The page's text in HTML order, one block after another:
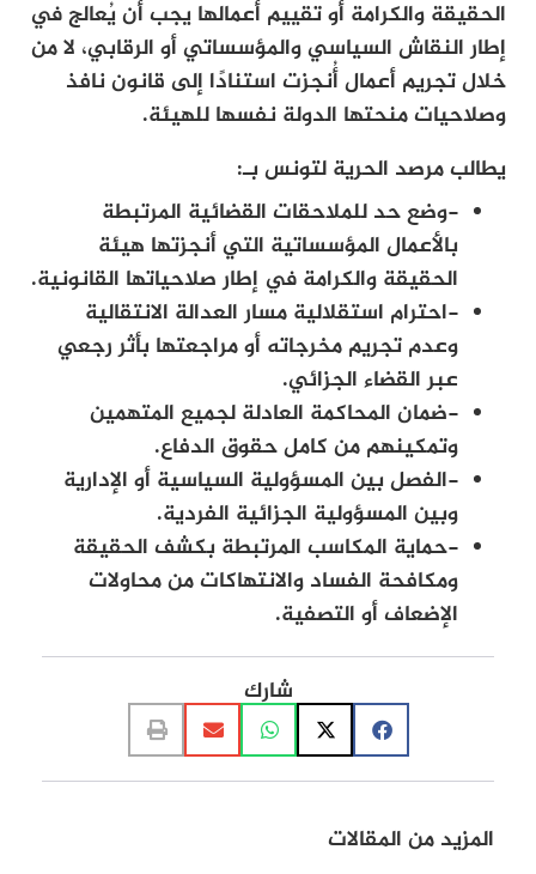
الحقيقة والكرامة أو تقييم أعمالها يجب أن يُعالج في
إطار النقاش السياسي والمؤسساتي أو الرقابي، لا من
خلال تجريم أعمال أُنجزت استنادًا إلى قانون نافذ
وصلاحيات منحتها الدولة نفسها للهيئة.
يطالب مرصد الحرية لتونس بـ:
-وضع حد للملاحقات القضائية المرتبطة
بالأعمال المؤسساتية التي أنجزتها هيئة
الحقيقة والكرامة في إطار صلاحياتها القانونية.
-احترام استقلالية مسار العدالة الانتقالية
وعدم تجريم مخرجاته أو مراجعتها بأثر رجعي
عبر القضاء الجزائي.
-ضمان المحاكمة العادلة لجميع المتهمين
وتمكينهم من كامل حقوق الدفاع.
-الفصل بين المسؤولية السياسية أو الإدارية
وبين المسؤولية الجزائية الفردية.
-حماية المكاسب المرتبطة بكشف الحقيقة
ومكافحة الفساد والانتهاكات من محاولات
الإضعاف أو التصفية.
شارك
المزيد من المقالات